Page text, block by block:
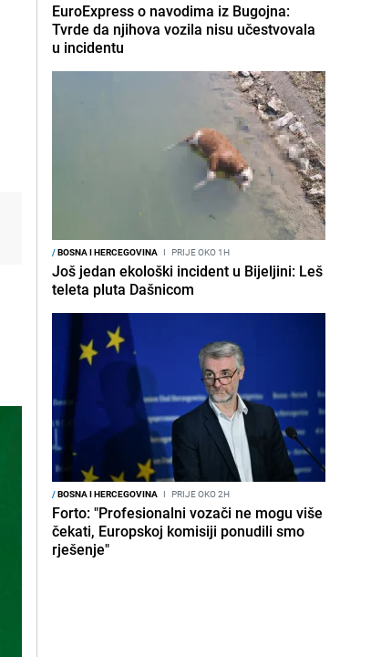
EuroExpress o navodima iz Bugojna:
Tvrde da njihova vozila nisu učestvovala
u incidentu
/BOSNA I HERCEGOVINA I PRIJE OKO 1H
Još jedan ekološki incident u Bijeljini: Leš
teleta pluta Dašnicom
/BOSNA I HERCEGOVINA I PRIJE OKO 2H
Forto: "Profesionalni vozači ne mogu više
čekati, Europskoj komisiji ponudili smo
rješenje"